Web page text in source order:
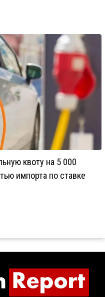
квоту на 5 000
импорта по ставке